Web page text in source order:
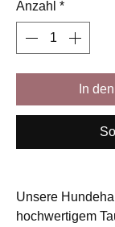
Anzahl *
In
Unsere
hochwertigem